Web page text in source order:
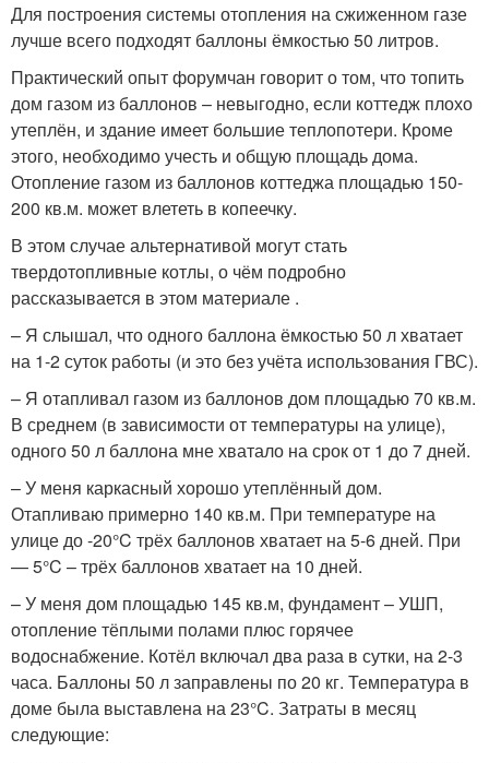
Для построения системы отопления на сжиженном газе
лучше всего подходят баллоны ёмкостью 50 литров.
Практический опыт форумчан говорит о том, что топить
дом газом из баллонов – невыгодно, если коттедж плохо
утеплён, и здание имеет большие теплопотери. Кроме
этого, необходимо учесть и общую площадь дома.
Отопление газом из баллонов коттеджа площадью 150-
200 кв.м. может влететь в копеечку.
В этом случае альтернативой могут стать
твердотопливные котлы, о чём подробно
рассказывается в этом материале .
– Я слышал, что одного баллона ёмкостью 50 л хватает
на 1-2 суток работы (и это без учёта использования ГВС).
– Я отапливал газом из баллонов дом площадью 70 кв.м.
В среднем (в зависимости от температуры на улице),
одного 50 л баллона мне хватало на срок от 1 до 7 дней.
– У меня каркасный хорошо утеплённый дом.
Отапливаю примерно 140 кв.м. При температуре на
улице до -20°C трёх баллонов хватает на 5-6 дней. При
— 5°C – трёх баллонов хватает на 10 дней.
– У меня дом площадью 145 кв.м, фундамент – УШП,
отопление тёплыми полами плюс горячее
водоснабжение. Котёл включал два раза в сутки, на 2-3
часа. Баллоны 50 л заправлены по 20 кг. Температура в
доме была выставлена на 23°C. Затраты в месяц
следующие: